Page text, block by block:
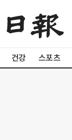
건강 스포츠